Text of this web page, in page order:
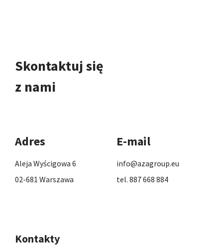
Skontaktuj się
z nami
Adres
Aleja Wyścigowa 6
02-681 Warszawa
E-mail
info@azagroup.eu
tel. 887 668 884
Kontakty